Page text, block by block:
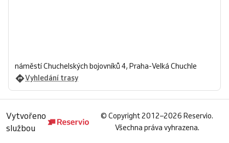
náměstí Chuchelských bojovníků 4, Praha-Velká Chuchle
Vyhledání trasy
Vytvořeno
službou
© Copyright 2012–2026 Reservio.
Všechna práva vyhrazena.